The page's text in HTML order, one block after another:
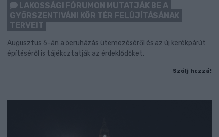
LAKOSSÁGI FÓRUMON MUTATJÁK BE A
GYŐRSZENTIVÁNI KÖR TÉR FELÚJÍTÁSÁNAK
TERVEIT
Augusztus 6-án a beruházás ütemezéséről és az új kerékpárút
építéséről is tájékoztatják az érdeklődőket.
Szólj hozzá!